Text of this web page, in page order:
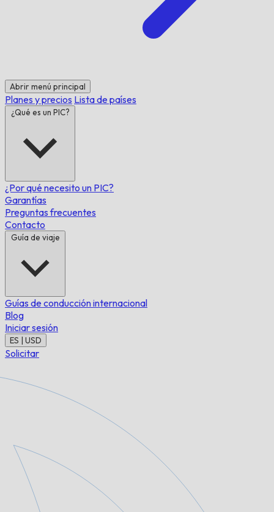
Abrir menú principal
Planes y precios Lista de países
¿Qué es un PIC?
¿Por qué necesito un PIC?
Garantías
Preguntas frecuentes
Contacto
Guía de viaje
Guías de conducción internacional
Blog
Iniciar sesión
ES | USD
Solicitar